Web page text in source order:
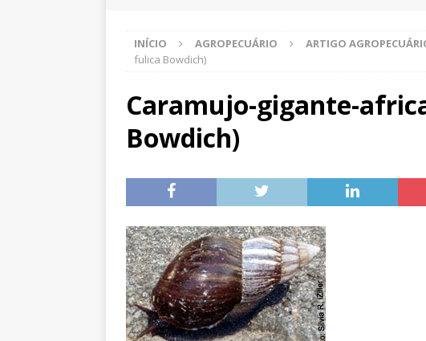
INÍCIO AGROPECUÁRIO ARTIGO
fulica Bowdich)
Caramujo-gigante-
Bowdich)